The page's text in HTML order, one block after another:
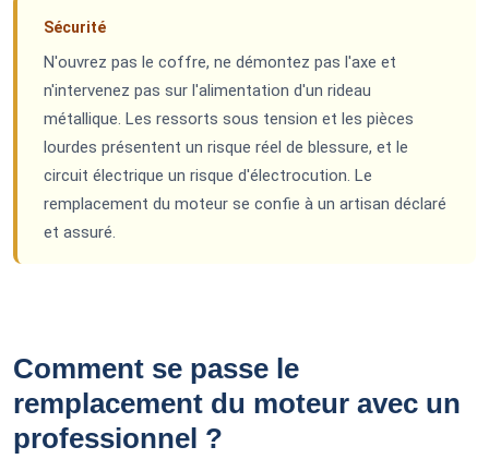
Sécurité
N'ouvrez pas le coffre, ne démontez pas l'axe et
n'intervenez pas sur l'alimentation d'un rideau
métallique. Les ressorts sous tension et les pièces
lourdes présentent un risque réel de blessure, et le
circuit électrique un risque d'électrocution. Le
remplacement du moteur se confie à un artisan déclaré
et assuré.
Comment se passe le
remplacement du moteur avec un
professionnel ?